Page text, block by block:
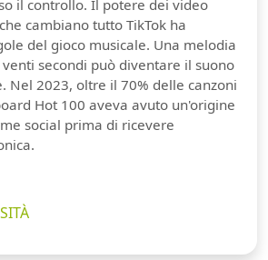
il controllo. Il potere dei video
cambiano tutto TikTok ha
del gioco musicale. Una melodia
secondi può diventare il suono
Nel 2023, oltre il 70% delle canzoni
Hot 100 aveva avuto un'origine
social prima di ricevere